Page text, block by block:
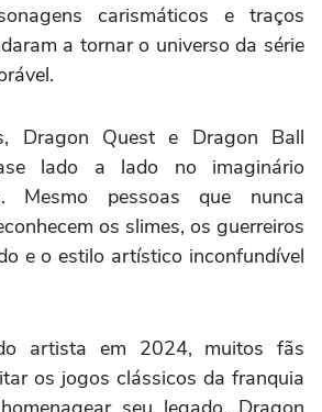
carismáticos e traços
a tornar o universo da série
Dragon Quest e Dragon Ball
lado a lado no imaginário
Mesmo pessoas que nunca
os slimes, os guerreiros
e o estilo artístico inconfundível
artista em 2024, muitos fãs
os jogos clássicos da franquia